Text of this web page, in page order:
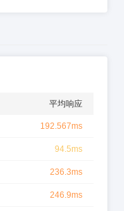
平均响应
192.567ms
94.5ms
236.3ms
246.9ms